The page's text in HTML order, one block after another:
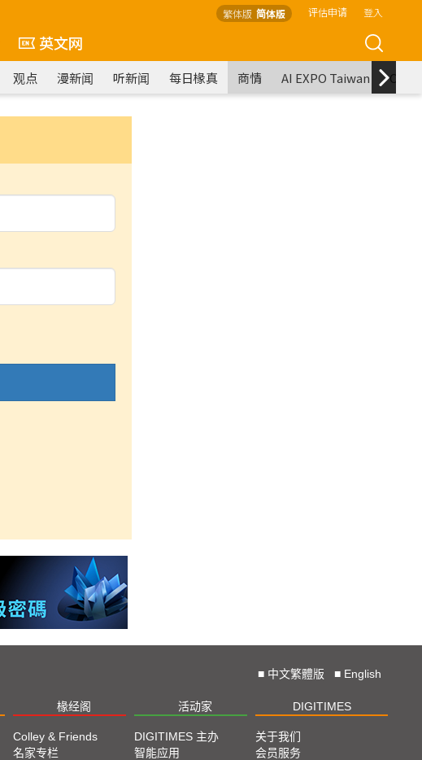
繁体版 简体版 评估申请 登入
英文网
观点 漫新闻 听新闻 每日椽真 商情 AI EXPO Taiwan
■ 中文繁體版 ■ English
椽经阁 活动家 DIGITIMES
Colley & Friends
名家专栏
DIGITIMES 主办
智能应用
关于我们
会员服务